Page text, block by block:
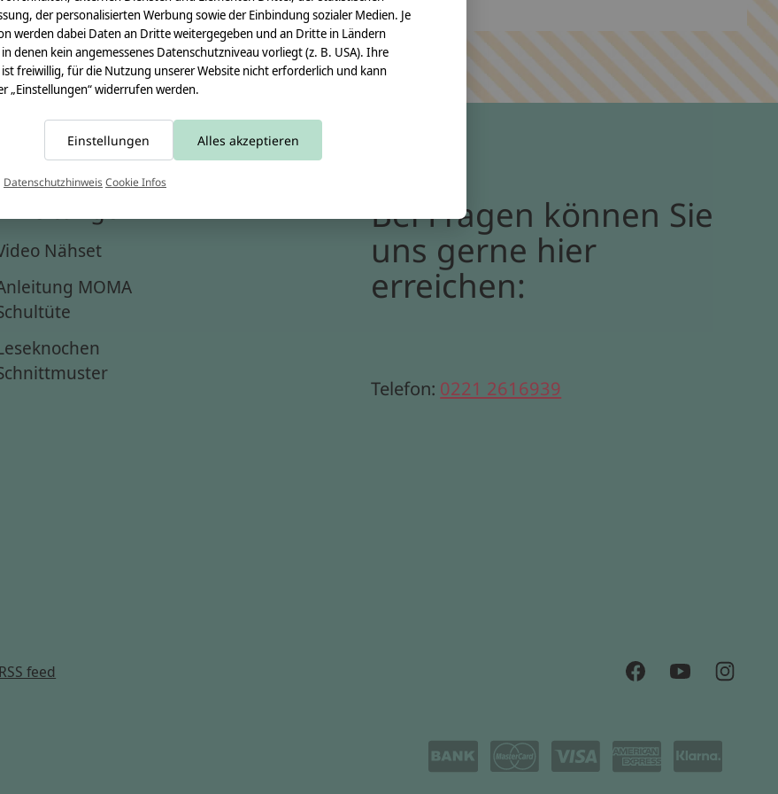
Nähset
MOMA
Bei Fragen können Sie
uns gerne hier
erreichen:
Telefon: 0221 2616939
RSS feed
der personalisierten Werbung sowie der Einbindung sozialer Medien. Je
werden dabei Daten an Dritte weitergegeben und an Dritte in Ländern
denen kein angemessenes Datenschutzniveau vorliegt (z. B. USA). Ihre
freiwillig, für die Nutzung unserer Website nicht erforderlich und kann
„Einstellungen“ widerrufen werden.
Einstellungen Alles akzeptieren
DatenschutzhinweisCookie Infos